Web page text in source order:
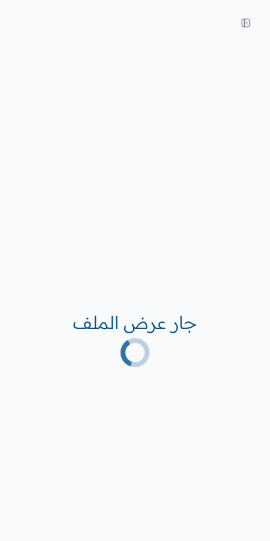
جار عرض الملف